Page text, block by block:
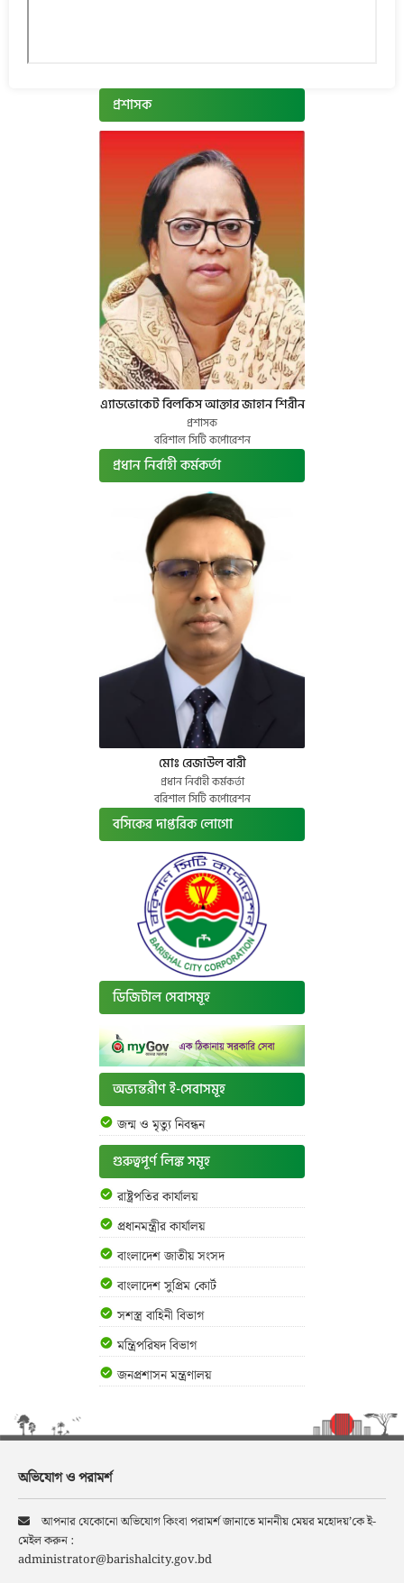
প্রশাসক
এ্যাডভোকেট বিলকিস আক্তার জাহান শিরীন
প্রশাসক
বরিশাল সিটি কর্পোরেশন
প্রধান নির্বাহী কর্মকর্তা
মোঃ রেজাউল বারী
প্রধান নির্বাহী কর্মকর্তা
বরিশাল সিটি কর্পোরেশন
বসিকের দাপ্তরিক লোগো
ডিজিটাল সেবাসমূহ
অভ্যন্তরীণ ই-সেবাসমূহ
জন্ম ও মৃত্যু নিবন্ধন
গুরুত্বপূর্ণ লিঙ্ক সমূহ
রাষ্ট্রপতির কার্যালয়
প্রধানমন্ত্রীর কার্যালয়
বাংলাদেশ জাতীয় সংসদ
বাংলাদেশ সুপ্রিম কোর্ট
সশস্ত্র বাহিনী বিভাগ
মন্ত্রিপরিষদ বিভাগ
জনপ্রশাসন মন্ত্রণালয়
অভিযোগ ও পরামর্শ
আপনার যেকোনো অভিযোগ কিংবা পরামর্শ জানাতে মাননীয় মেয়র মহোদয়’কে ই-
মেইল করুন :
administrator@barishalcity.gov.bd